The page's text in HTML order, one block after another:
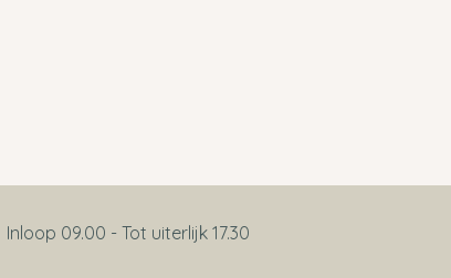
Inloop 09.00 - Tot uiterlijk 17.30